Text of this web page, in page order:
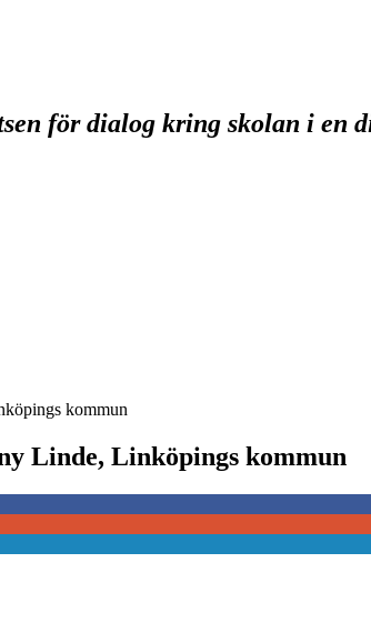
för dialog kring skolan i en
kommun
Linde, Linköpings kommun